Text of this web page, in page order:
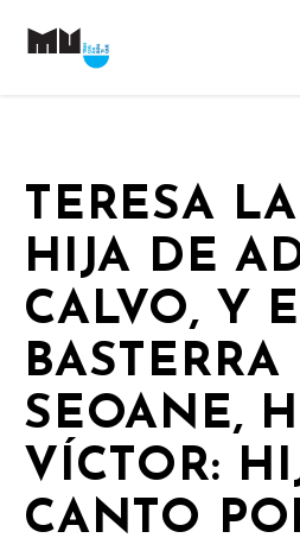
TERESA
HIJA DE
CALVO, Y
BASTERRA
SEOANE,
VÍCTOR:
CANTO